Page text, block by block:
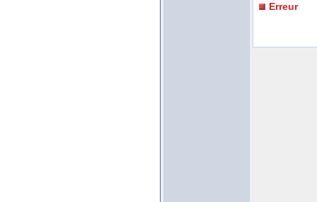
Erreur